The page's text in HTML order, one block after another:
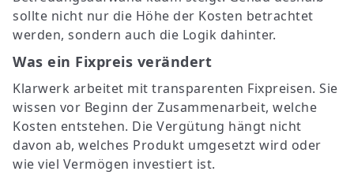
sollte nicht nur die Höhe der Kosten betrachtet
werden, sondern auch die Logik dahinter.
Was ein Fixpreis verändert
Klarwerk arbeitet mit transparenten Fixpreisen. Sie
wissen vor Beginn der Zusammenarbeit, welche
Kosten entstehen. Die Vergütung hängt nicht
davon ab, welches Produkt umgesetzt wird oder
wie viel Vermögen investiert ist.